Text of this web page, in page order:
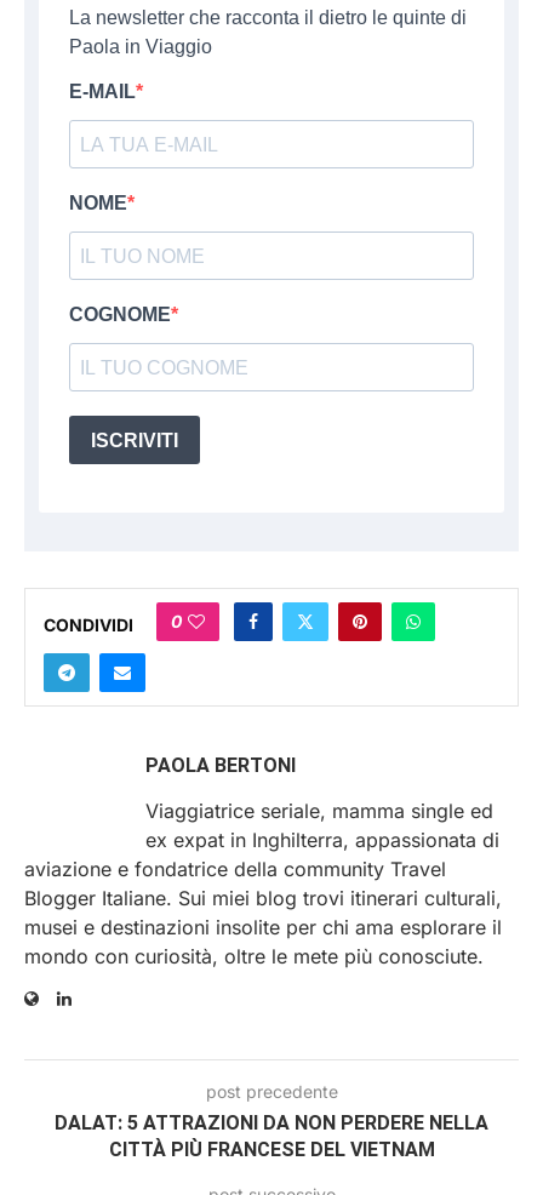
La newsletter che racconta il dietro le quinte di
Paola in Viaggio
E-MAIL
NOME
COGNOME
ISCRIVITI
CONDIVIDI 0
PAOLA BERTONI
Viaggiatrice seriale, mamma single ed
ex expat in Inghilterra, appassionata di
aviazione e fondatrice della community Travel
Blogger Italiane. Sui miei blog trovi itinerari culturali,
musei e destinazioni insolite per chi ama esplorare il
mondo con curiosità, oltre le mete più conosciute.
post precedente
DALAT: 5 ATTRAZIONI DA NON PERDERE NELLA
CITTÀ PIÙ FRANCESE DEL VIETNAM